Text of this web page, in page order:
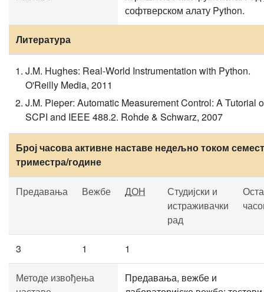
софтверском алату Python.
Литература
J.M. Hughes: Real-World Instrumentation with Python.
O'Reilly Media, 2011
J.M. Pieper: Automatic Measurement Control: A Tutorial
SCPI and IEEE 488.2. Rohde & Schwarz, 2007
Број часова активне наставе недељно током
триместра/године
Предавања Вежбе ДОН
Студијски и
истраживачки
рад
3 1 1
Методе извођења
Предавања, вежбе и